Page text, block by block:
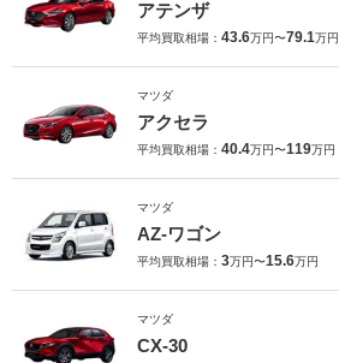
アテンザ
平均買取相場： 43.6万円〜79.1万円
マツダ
アクセラ
平均買取相場： 40.4万円〜119万円
マツダ
AZ-ワゴン
平均買取相場： 3万円〜15.6万円
マツダ
CX-30